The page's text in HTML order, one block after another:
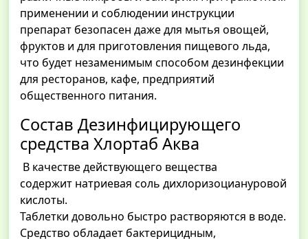
применении и соблюдении инструкции
препарат безопасен даже для мытья овощей,
фруктов и для приготовления пищевого льда,
что будет незаменимым способом дезинфекции
для ресторанов, кафе, предприятий
общественного питания.
Состав Дезинфицирующего
средства Хлортаб Аква
В качестве действующего вещества
содержит натриевая соль дихлоризоциануровой
кислоты.
Таблетки довольно быстро растворяются в воде.
Средство обладает бактерицидным,